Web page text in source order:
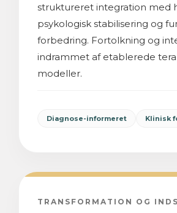
struktureret integration med
psykologisk stabilisering og
forbedring. Fortolkning og
indrammet af etablerede
modeller.
Diagnose-informeret Klinisk
TRANSFORMATION OG